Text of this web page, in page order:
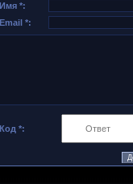
Имя *:
Email *:
Код *: